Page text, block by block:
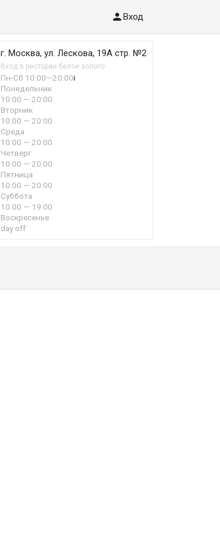
Вход
г. Москва, ул. Лескова, 19А стр. №2
Вход в ресторан белое золото
Пн-Сб 10:00—20:00i
Понедельник
10:00 — 20:00
Вторник
10:00 — 20:00
Среда
10:00 — 20:00
Четверг
10:00 — 20:00
Пятница
10:00 — 20:00
Суббота
10:00 — 19:00
Воскресенье
day off